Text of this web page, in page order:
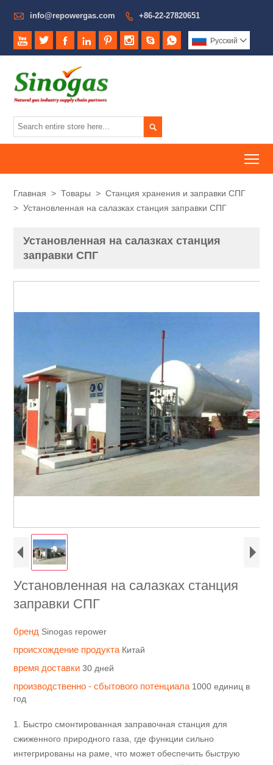
 info@repowergas.com  +86-22-27820651
        Pусский 

Главная > Товары > Станция хранения и заправки СПГ
> Установленная на салазках станция заправки СПГ
Установленная на салазках станция
заправки СПГ
Установленная на салазках станция
заправки СПГ
бренд Sinogas repower
происхождение продукта Китай
время доставки30 дней
производственно - сбытового потенциала 1000 единиц в
год
1. Быстро смонтированная заправочная станция для
сжиженного природного газа, где функции сильно
интегрированы на раме, что может обеспечить быструю